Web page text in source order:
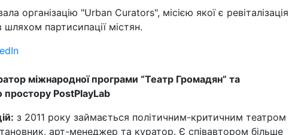
організацію "Urban Curators", місією якої є ревіталізація
шляхом партисипації містян.
міжнародної програми “Театр Громадян” та
PostPlayLab
з 2011 року займається політичним-критичним театром
арт-менеджер та куратор. Є співавтором більше